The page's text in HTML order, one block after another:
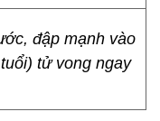
đập mạnh vào
tử vong ngay